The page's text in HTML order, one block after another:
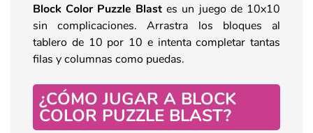
Block Color Puzzle Blast es un juego de 10x10
sin complicaciones. Arrastra los bloques al
tablero de 10 por 10 e intenta completar tantas
filas y columnas como puedas.
¿CÓMO JUGAR A BLOCK
COLOR PUZZLE BLAST?